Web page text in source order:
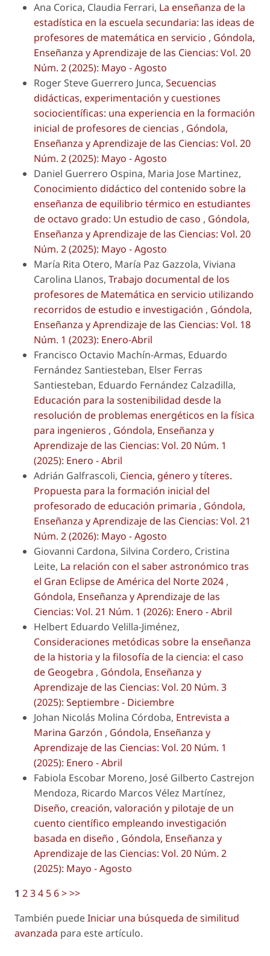
Ana Corica, Claudia Ferrari, La enseñanza de la
estadística en la escuela secundaria: las ideas de
profesores de matemática en servicio , Góndola,
Enseñanza y Aprendizaje de las Ciencias: Vol. 20
Núm. 2 (2025): Mayo - Agosto
Roger Steve Guerrero Junca, Secuencias
didácticas, experimentación y cuestiones
sociocientíficas: una experiencia en la formación
inicial de profesores de ciencias , Góndola,
Enseñanza y Aprendizaje de las Ciencias: Vol. 20
Núm. 2 (2025): Mayo - Agosto
Daniel Guerrero Ospina, Maria Jose Martinez,
Conocimiento didáctico del contenido sobre la
enseñanza de equilibrio térmico en estudiantes
de octavo grado: Un estudio de caso , Góndola,
Enseñanza y Aprendizaje de las Ciencias: Vol. 20
Núm. 2 (2025): Mayo - Agosto
María Rita Otero, María Paz Gazzola, Viviana
Carolina Llanos, Trabajo documental de los
profesores de Matemática en servicio utilizando
recorridos de estudio e investigación , Góndola,
Enseñanza y Aprendizaje de las Ciencias: Vol. 18
Núm. 1 (2023): Enero-Abril
Francisco Octavio Machín-Armas, Eduardo
Fernández Santiesteban, Elser Ferras
Santiesteban, Eduardo Fernández Calzadilla,
Educación para la sostenibilidad desde la
resolución de problemas energéticos en la física
para ingenieros , Góndola, Enseñanza y
Aprendizaje de las Ciencias: Vol. 20 Núm. 1
(2025): Enero - Abril
Adrián Galfrascoli, Ciencia, género y títeres.
Propuesta para la formación inicial del
profesorado de educación primaria , Góndola,
Enseñanza y Aprendizaje de las Ciencias: Vol. 21
Núm. 2 (2026): Mayo - Agosto
Giovanni Cardona, Silvina Cordero, Cristina
Leite, La relación con el saber astronómico tras
el Gran Eclipse de América del Norte 2024 ,
Góndola, Enseñanza y Aprendizaje de las
Ciencias: Vol. 21 Núm. 1 (2026): Enero - Abril
Helbert Eduardo Velilla-Jiménez,
Consideraciones metódicas sobre la enseñanza
de la historia y la filosofía de la ciencia: el caso
de Geogebra , Góndola, Enseñanza y
Aprendizaje de las Ciencias: Vol. 20 Núm. 3
(2025): Septiembre - Diciembre
Johan Nicolás Molina Córdoba, Entrevista a
Marina Garzón , Góndola, Enseñanza y
Aprendizaje de las Ciencias: Vol. 20 Núm. 1
(2025): Enero - Abril
Fabiola Escobar Moreno, José Gilberto Castrejon
Mendoza, Ricardo Marcos Vélez Martínez,
Diseño, creación, valoración y pilotaje de un
cuento científico empleando investigación
basada en diseño , Góndola, Enseñanza y
Aprendizaje de las Ciencias: Vol. 20 Núm. 2
(2025): Mayo - Agosto
1 234 56>>>
También puedeIniciar una búsqueda de similitud
avanzada para este artículo.